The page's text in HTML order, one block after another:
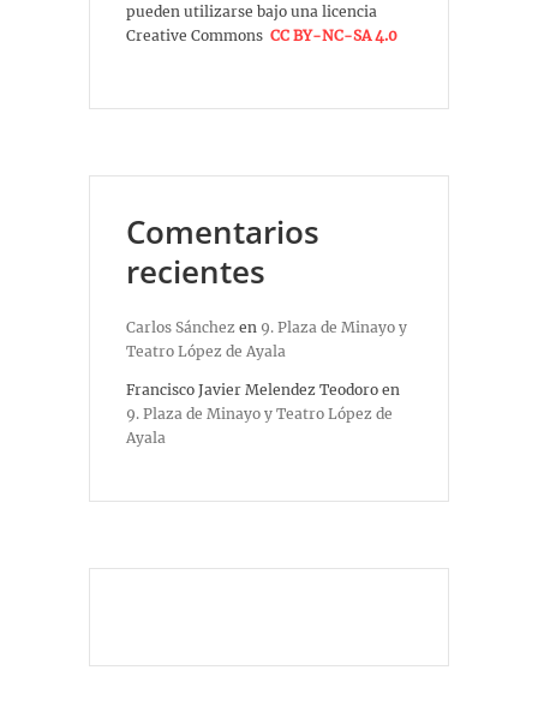
pueden utilizarse bajo una licencia
Creative Commons CC BY-NC-SA 4.0
Comentarios
recientes
Carlos Sánchez en 9. Plaza de Minayo y
Teatro López de Ayala
Francisco Javier Melendez Teodoro en
9. Plaza de Minayo y Teatro López de
Ayala